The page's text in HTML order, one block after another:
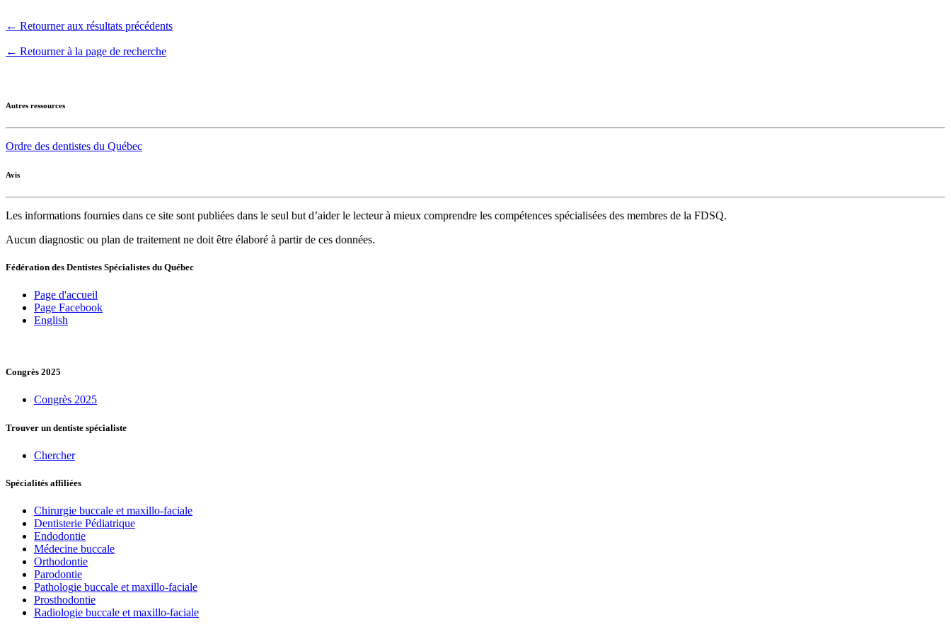
← Retourner aux résultats précédents
← Retourner à la page de recherche
Autres ressources
Ordre des dentistes du Québec
Avis
Les informations fournies dans ce site sont publiées dans le seul but d’aider le lecteur à mieux comprendre les compétences spécialisées des membres de la FDSQ.
Aucun diagnostic ou plan de traitement ne doit être élaboré à partir de ces données.
Fédération des Dentistes Spécialistes du Québec
Page d'accueil
Page Facebook
English
Congrès 2025
Congrès 2025
Trouver un dentiste spécialiste
Chercher
Spécialités affiliées
Chirurgie buccale et maxillo-faciale
Dentisterie Pédiatrique
Endodontie
Médecine buccale
Orthodontie
Parodontie
Pathologie buccale et maxillo-faciale
Prosthodontie
Radiologie buccale et maxillo-faciale